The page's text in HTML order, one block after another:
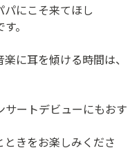
にこそ来てほし
。
に耳を傾ける時間は、
ートデビューにもおす
きをお楽しみくださ